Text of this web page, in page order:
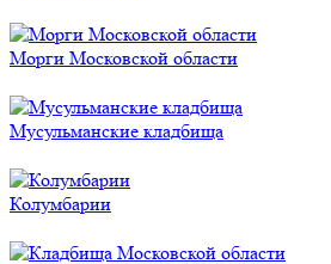
Морги Московской области
Мусульманские кладбища
Колумбарии